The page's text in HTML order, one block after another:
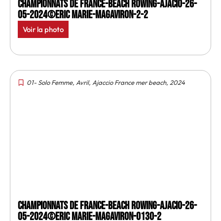
Championnats de France-Beach rowing-Ajacio-26-
05-2024©Eric Marie-MagAviron-2-2
Voir la photo
01- Solo Femme, Avril, Ajaccio France mer beach, 2024
Championnats de France-Beach rowing-Ajacio-26-
05-2024©Eric Marie-MagAviron-0130-2